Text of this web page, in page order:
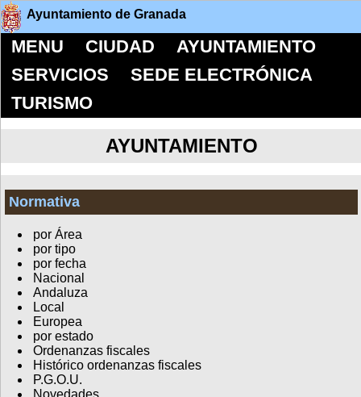
Ayuntamiento de Granada
MENU CIUDAD
AYUNTAMIENTO
SERVICIOS
SEDE ELECTRÓNICA
TURISMO
AYUNTAMIENTO
Normativa
por Área
por tipo
por fecha
Nacional
Andaluza
Local
Europea
por estado
Ordenanzas fiscales
Histórico ordenanzas fiscales
P.G.O.U.